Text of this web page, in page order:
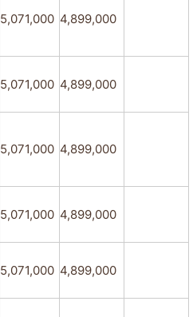
5,071,000 4,899,000
5,071,000 4,899,000
5,071,000 4,899,000
5,071,000 4,899,000
5,071,000 4,899,000